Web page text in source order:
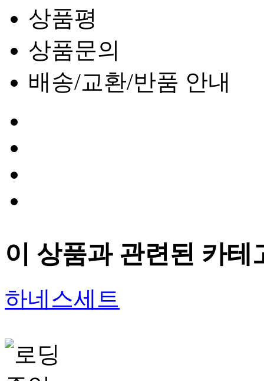
상품평
상품문의
배송/교환/반품 안내
이 상품과 관련된 카테
하네스세트